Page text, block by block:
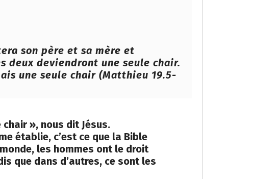
son père et sa mère et
deux deviendront une seule chair.
une seule chair (Matthieu 19.5-
», nous dit Jésus.
établie, c’est ce que la Bible
les hommes ont le droit
que dans d’autres, ce sont les